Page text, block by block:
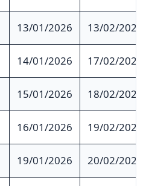
13/01/2026 13/02/2026
14/01/2026 17/02/2026
15/01/2026 18/02/2026
16/01/2026 19/02/2026
19/01/2026 20/02/2026